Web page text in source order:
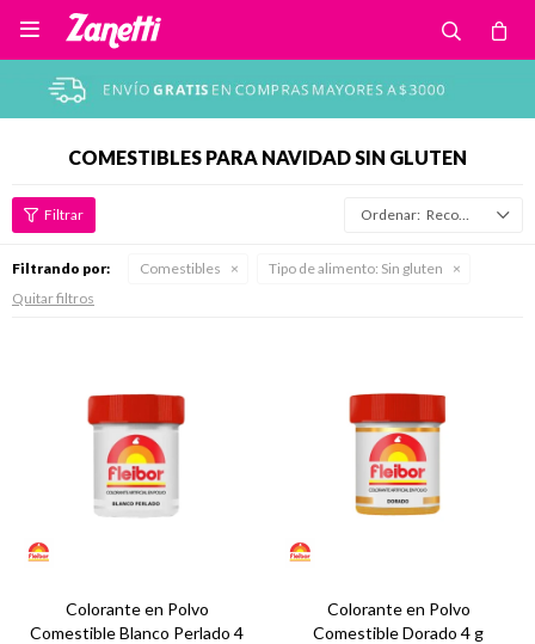

COMESTIBLES PARA NAVIDAD SIN GLUTEN
Recomendados
Filtrando por: Comestibles Tipo de alimento: Sin gluten
Quitar filtros
Colorante en Polvo
Comestible Blanco Perlado 4
Colorante en Polvo
Comestible Dorado 4 g